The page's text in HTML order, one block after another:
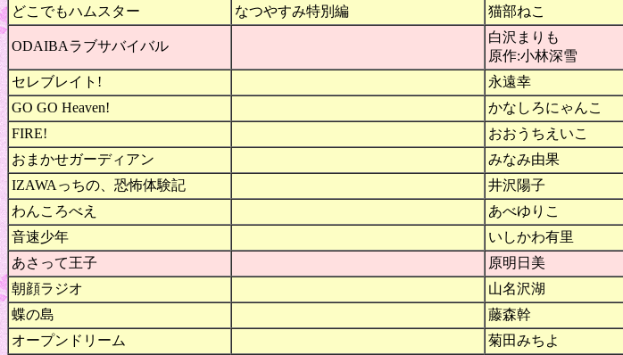
どこでもハムスター
なつやすみ特別編 猫部ねこ
ODAIBAラブサバイバル
白沢まりも
原作:小林深雪
セレブレイト! 永遠幸
GO GO Heaven!
かなしろにゃんこ
FIRE!
おおうちえいこ
おまかせガーディアン
みなみ由果
IZAWAっちの、恐怖体験記
井沢陽子
わんころべえ
あべゆりこ
音速少年
いしかわ有里
あさって王子
原明日美
朝顔ラジオ
山名沢湖
蝶の島
藤森幹
オープンドリーム
菊田みちよ